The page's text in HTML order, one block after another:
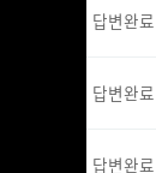
답변완료
답변완료
답변완료